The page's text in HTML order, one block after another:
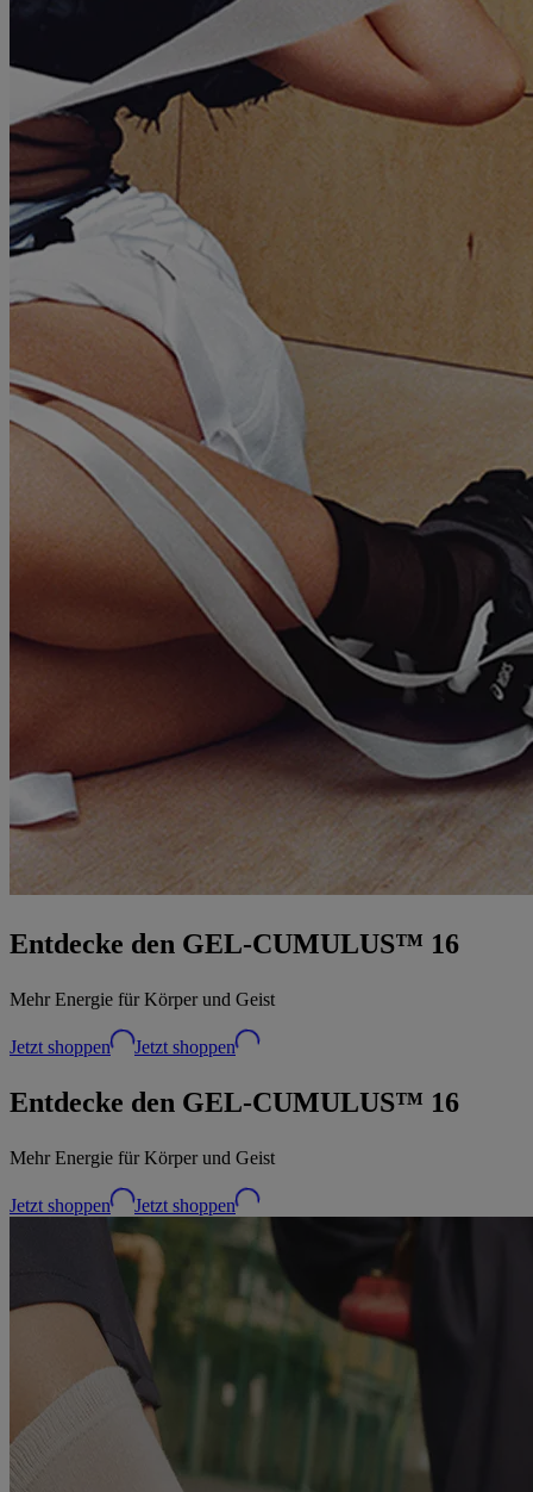
Entdecke den GEL-CUMULUS™ 16
Mehr Energie für Körper und Geist
Jetzt shoppen Jetzt shoppen
Entdecke den GEL-CUMULUS™ 16
Mehr Energie für Körper und Geist
Jetzt shoppen Jetzt shoppen